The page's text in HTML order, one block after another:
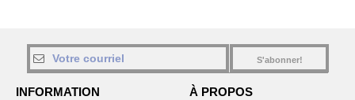
S'abonner!
INFORMATION À PROPOS